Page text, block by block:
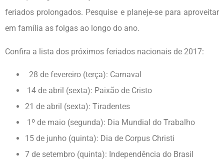
feriados prolongados. Pesquise e planeje-se para aproveitar
em família as folgas ao longo do ano.
Confira a lista dos próximos feriados nacionais de 2017:
28 de fevereiro (terça): Carnaval
14 de abril (sexta): Paixão de Cristo
21 de abril (sexta): Tiradentes
1º de maio (segunda): Dia Mundial do Trabalho
15 de junho (quinta): Dia de Corpus Christi
7 de setembro (quinta): Independência do Brasil